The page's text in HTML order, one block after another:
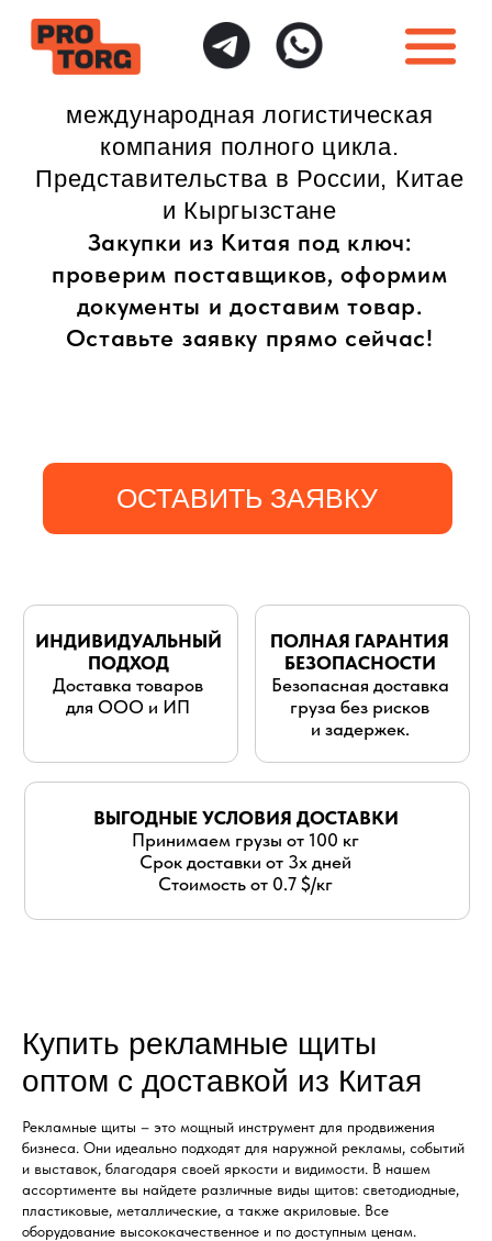
Представительства в России, Китае
и Кыргызстане
Закупки из Китая под ключ:
проверим поставщиков, оформим
документы и доставим товар.
Оставьте заявку прямо сейчас!
ОСТАВИТЬ ЗАЯВКУ
Срок доставки от 3х дней
Стоимость от 0.7 $/кг
Безопасная доставка
груза без рисков
Доставка товаров
для ООО и ИП
Купить рекламные щиты
оптом с доставкой из Китая
Рекламные щиты – это мощный инструмент для продвижения
бизнеса. Они идеально подходят для наружной рекламы, событий
и выставок, благодаря своей яркости и видимости. В нашем
ассортименте вы найдете различные виды щитов: светодиодные,
пластиковые, металлические, а также акриловые. Все
оборудование высококачественное и по доступным ценам.